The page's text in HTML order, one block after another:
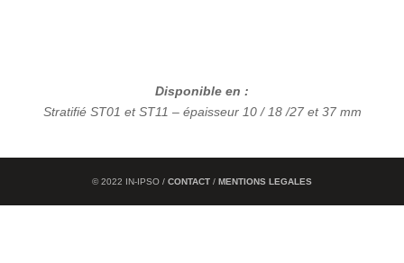
Disponible en :
Stratifié ST01 et ST11 – épaisseur 10 / 18 /27 et 37 mm
© 2022 IN-IPSO / CONTACT / MENTIONS LEGALES